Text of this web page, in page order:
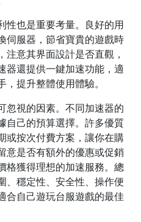
性也是重要考量。良好的用
伺服器，節省寶貴的遊戲時
意其界面設計是否直觀，
器還提供一鍵加速功能，適
提升整體使用體驗。
忽視的因素。不同加速器的
自己的預算選擇。許多優質
或按次付費方案，讓你在購
意是否有額外的優惠或促銷
格獲得理想的加速服務。總
、穩定性、安全性、操作便
合自己遊玩台服遊戲的最佳